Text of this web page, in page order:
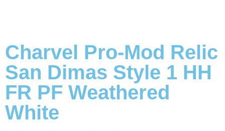
Charvel Pro-Mod Relic
San Dimas Style 1 HH
FR PF Weathered
White